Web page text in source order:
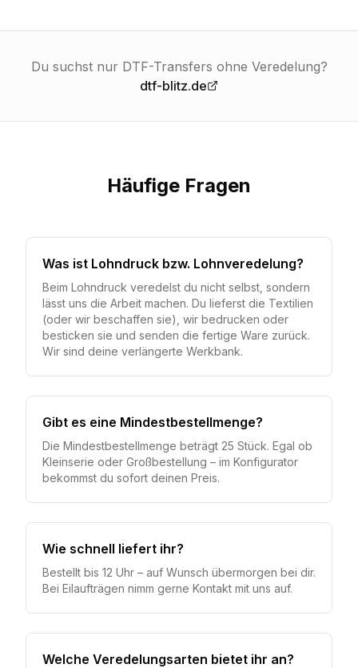
Du suchst nur DTF-Transfers ohne Veredelung?
dtf-blitz.de
Häufige Fragen
Was ist Lohndruck bzw. Lohnveredelung?
Beim Lohndruck veredelst du nicht selbst, sondern
lässt uns die Arbeit machen. Du lieferst die Textilien
(oder wir beschaffen sie), wir bedrucken oder
besticken sie und senden die fertige Ware zurück.
Wir sind deine verlängerte Werkbank.
Gibt es eine Mindestbestellmenge?
Die Mindestbestellmenge beträgt 25 Stück. Egal ob
Kleinserie oder Großbestellung – im Konfigurator
bekommst du sofort deinen Preis.
Wie schnell liefert ihr?
Bestellt bis 12 Uhr – auf Wunsch übermorgen bei dir.
Bei Eilaufträgen nimm gerne Kontakt mit uns auf.
Welche Veredelungsarten bietet ihr an?